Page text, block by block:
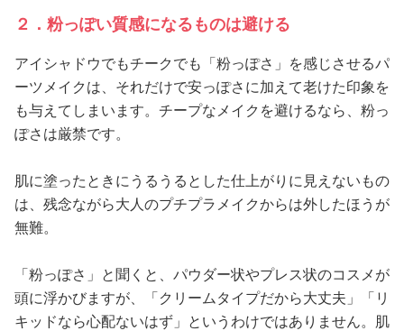
２．粉っぽい質感になるものは避ける
アイシャドウでもチークでも「粉っぽさ」を感じさせるパ
ーツメイクは、それだけで安っぽさに加えて老けた印象を
も与えてしまいます。チープなメイクを避けるなら、粉っ
ぽさは厳禁です。
肌に塗ったときにうるうるとした仕上がりに見えないもの
は、残念ながら大人のプチプラメイクからは外したほうが
無難。
「粉っぽさ」と聞くと、パウダー状やプレス状のコスメが
頭に浮かびますが、「クリームタイプだから大丈夫」「リ
キッドなら心配ないはず」というわけではありません。肌